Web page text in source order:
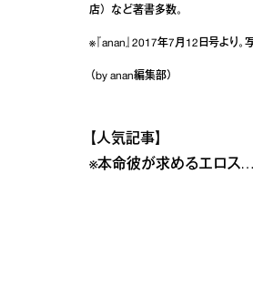
店）など著書多数。
※『anan』2017年7月12日号より
（by anan編集部）
【人気記事】
※本命彼が求めるエロス…